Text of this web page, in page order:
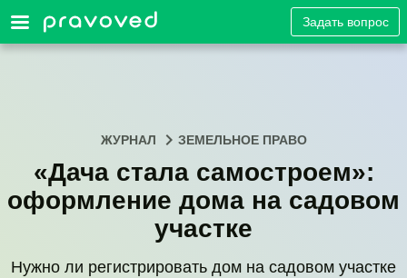
Задать вопрос
ЖУРНАЛ ЗЕМЕЛЬНОЕ ПРАВО
«Дача стала самостроем»:
оформление дома на садовом
участке
Нужно ли регистрировать дом на садовом участке